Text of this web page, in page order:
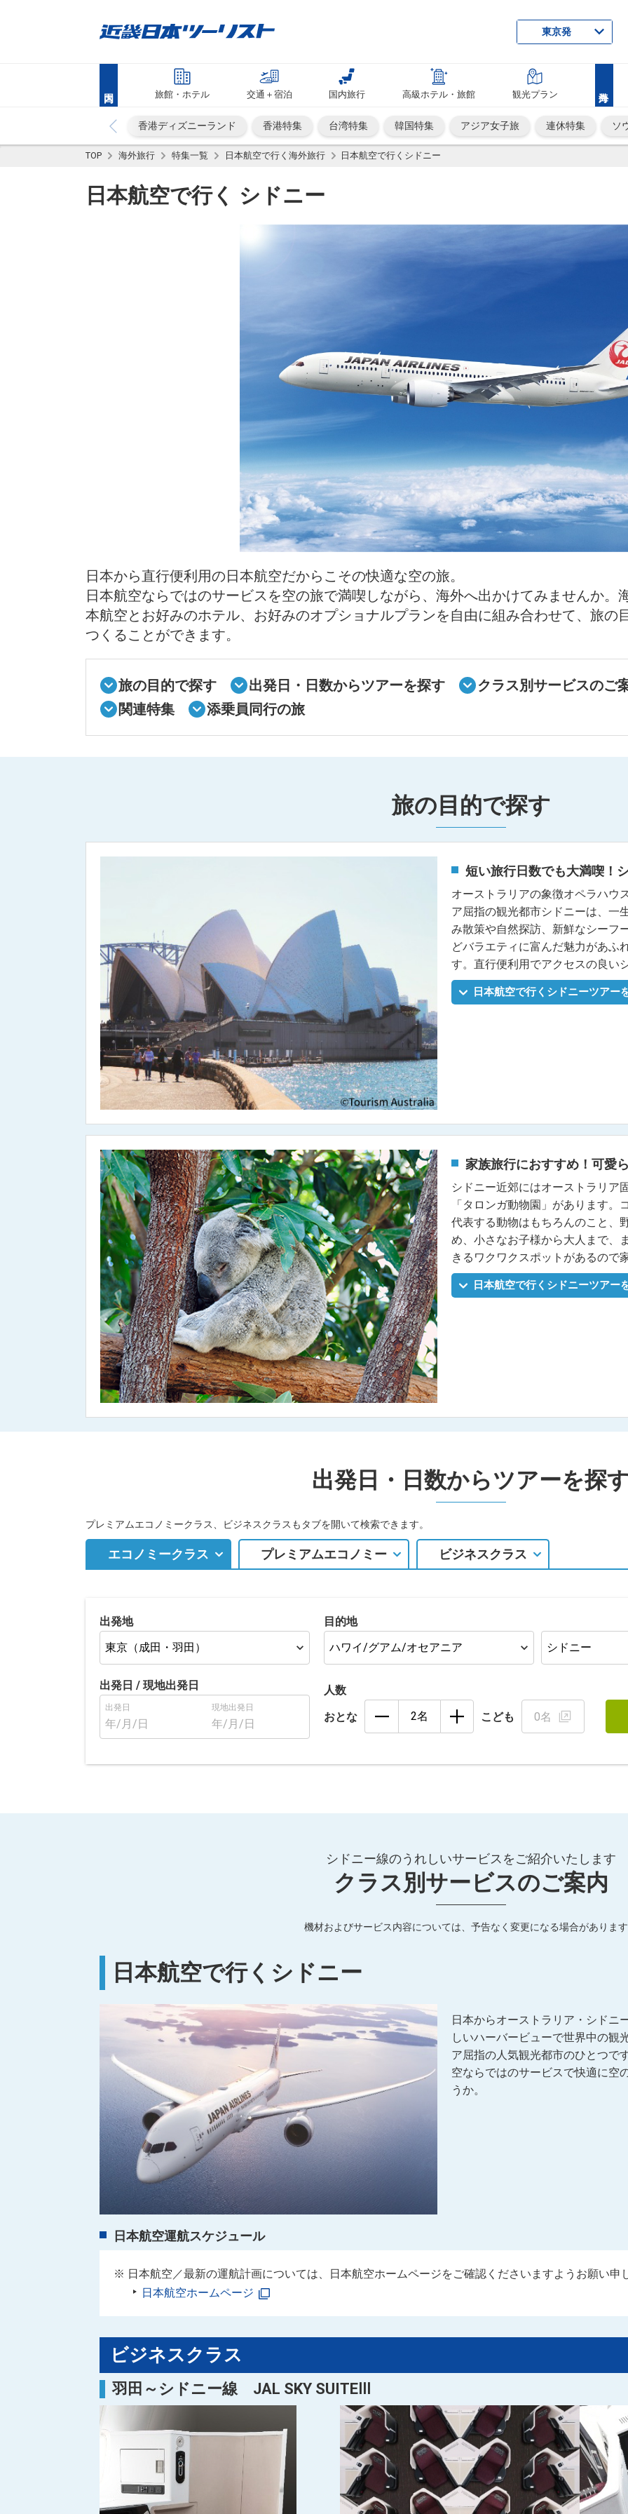
東京発
旅館・ホテル 交通＋宿泊 国内旅行 高級ホテル・旅館 観光プラン
香港ディズニーランド 香港特集 台湾特集 韓国特集 アジア女子旅 連休特集 ソ
TOP 海外旅行 特集一覧 日本航空で行く海外旅行 日本航空で行くシドニー
日本航空で行く シドニー
日本から直行便利用の日本航空だからこその快適な空の旅。
日本航空ならではのサービスを空の旅で満喫しながら、海外へ出かけてみませんか。
本航空とお好みのホテル、お好みのオプショナルプランを自由に組み合わせて、旅の
つくることができます。
旅の目的で探す 出発日・日数からツアーを探す
クラス別サービスのご
関連特集
添乗員同行の旅
旅の目的で探す
短い旅行日数でも大満喫！
オーストラリアの象徴オペラハウ
ア屈指の観光都市シドニーは、一
み散策や自然探訪、新鮮なシーフ
どバラエティに富んだ魅力があふ
す。直行便利用でアクセスの良い
日本航空で行くシドニーツアー
家族旅行におすすめ！可愛
シドニー近郊にはオーストラリア
「タロンガ動物園」があります
代表する動物はもちろんのこと、
め、小さなお子様から大人まで、
きるワクワクスポットがあるので
日本航空で行くシドニーツアー
出発日・日数からツアーを探
プレミアムエコノミークラス、ビジネスクラスもタブを開いて検索できます。
エコノミークラス プレミアムエコノミー ビジネスクラス
出発地 目的地
出発日 / 現地出発日
出発日
年/月/日
現地出発日
年/月/日
人数
おとな
こども 0名
シドニー線のうれしいサービスをご紹介いたします
クラス別サービスのご案内
機材およびサービス内容については、予告なく変更になる場合がありま
日本航空で行くシドニー
日本からオーストラリア・シドニ
しいハーバービューで世界中の観
ア屈指の人気観光都市のひとつで
空ならではのサービスで快適に空
うか。
日本航空運航スケジュール
日本航空／最新の運航計画については、日本航空ホームページをご確認くださいますようお願い申
日本航空ホームページ
ビジネスクラス
羽田～シドニー線 JAL SKY SUITEⅢ